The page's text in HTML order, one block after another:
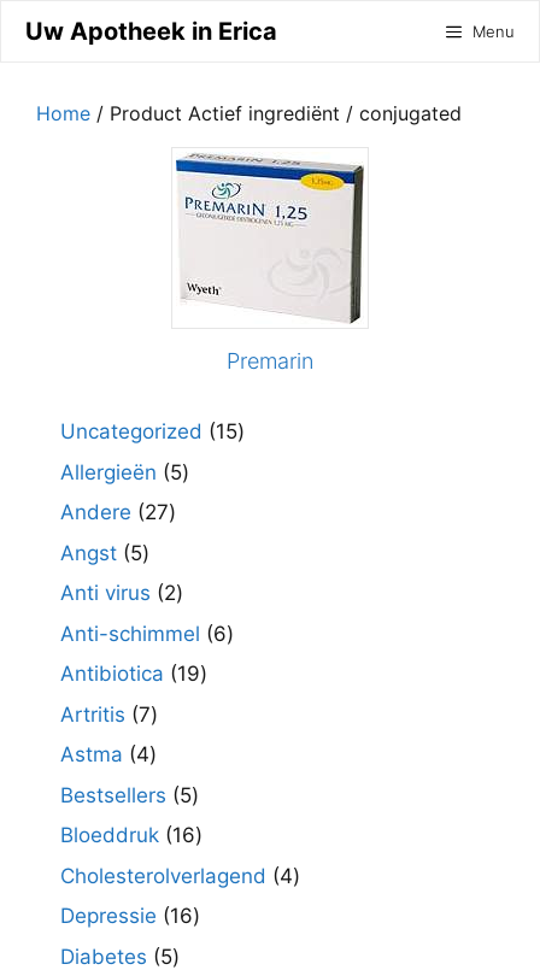
naar
inhoud
Uw Apotheek in Erica Menu
Home / Product Actief ingrediënt / conjugated
Premarin
Uncategorized 1515
Allergieën 55
Andere 2727
Angst 55
producten
Anti virus 22
producten
Anti-schimmel 66
Antibiotica 1919
Artritis 77
producten
Astma 44
producten
Bestsellers 55
producten
Bloeddruk 1616
producten
Cholesterolverlagend 44
Depressie 1616
Diabetes 55